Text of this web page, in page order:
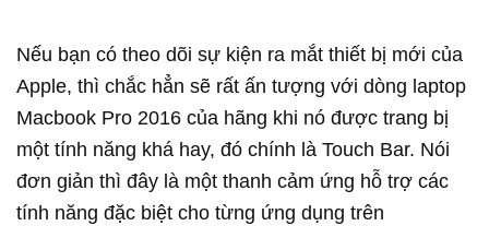
Nếu bạn có theo dõi sự kiện ra mắt thiết bị mới của
Apple, thì chắc hẳn sẽ rất ấn tượng với dòng laptop
Macbook Pro 2016 của hãng khi nó được trang bị
một tính năng khá hay, đó chính là Touch Bar. Nói
đơn giản thì đây là một thanh cảm ứng hỗ trợ các
tính năng đặc biệt cho từng ứng dụng trên